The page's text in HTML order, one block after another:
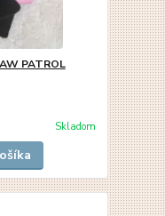
PATROL
Skladom